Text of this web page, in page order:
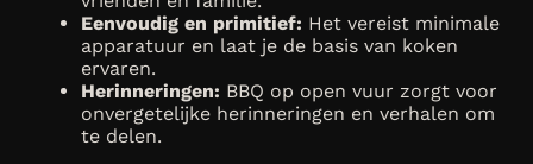
Eenvoudig en primitief: Het vereist minimale
apparatuur en laat je de basis van koken
ervaren.
Herinneringen: BBQ op open vuur zorgt voor
onvergetelijke herinneringen en verhalen om
te delen.